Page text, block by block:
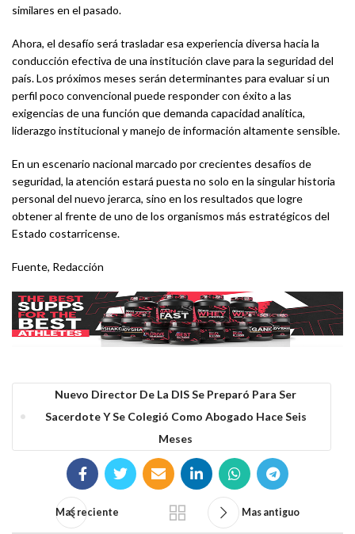
similares en el pasado.
Ahora, el desafío será trasladar esa experiencia diversa hacia la
conducción efectiva de una institución clave para la seguridad del
país. Los próximos meses serán determinantes para evaluar si un
perfil poco convencional puede responder con éxito a las
exigencias de una función que demanda capacidad analítica,
liderazgo institucional y manejo de información altamente sensible.
En un escenario nacional marcado por crecientes desafíos de
seguridad, la atención estará puesta no solo en la singular historia
personal del nuevo jerarca, sino en los resultados que logre
obtener al frente de uno de los organismos más estratégicos del
Estado costarricense.
Fuente, Redacción
Nuevo Director De La DIS Se Preparó Para Ser
Sacerdote Y Se Colegió Como Abogado Hace Seis
Meses
Mas reciente Mas antiguo